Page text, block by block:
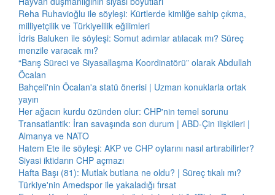
Reha Ruhavioğlu ile söyleşi: Kürtlerde kimliğe sahip çıkma,
milliyetçilik ve Türkiyelilik eğilimleri
İdris Baluken ile söyleşi: Somut adımlar atılacak mı? Süreç
menzile varacak mı?
“Barış Süreci ve Siyasallaşma Koordinatörü” olarak Abdullah
Öcalan
Bahçeli'nin Öcalan'a statü önerisi | Uzman konuklarla ortak
yayın
Her ağacın kurdu özünden olur: CHP'nin temel sorunu
Transatlantik: İran savaşında son durum | ABD-Çin ilişkileri |
Almanya ve NATO
Hatem Ete ile söyleşi: AKP ve CHP oylarını nasıl artırabilirler?
Siyasi iktidarın CHP açmazı
Hafta Başı (81): Mutlak butlana ne oldu? | Süreç tıkalı mı?
Türkiye'nin Amedspor ile yakaladığı fırsat